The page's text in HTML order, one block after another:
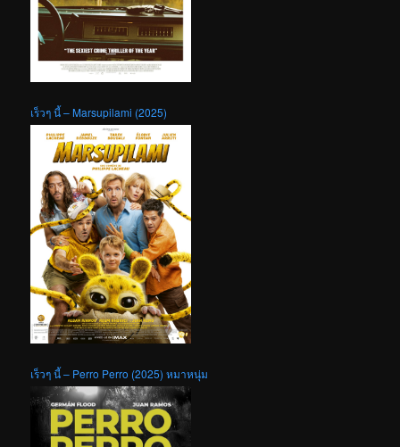
เร็วๆ นี้ – Marsupilami (2025)
เร็วๆ นี้ – Perro Perro (2025) หมาหนุ่ม